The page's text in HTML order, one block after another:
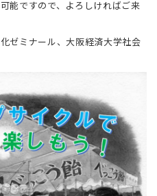
能ですので、よろしければご来
ゼミナール、大阪経済大学社会